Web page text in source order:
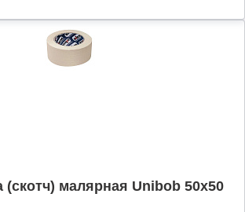
(скотч) малярная Unibob 50х50